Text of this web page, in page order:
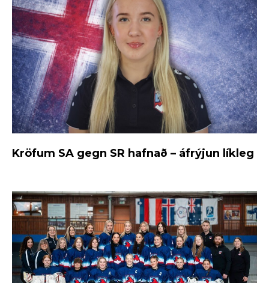
Kröfum SA gegn SR hafnað – áfrýjun líkleg